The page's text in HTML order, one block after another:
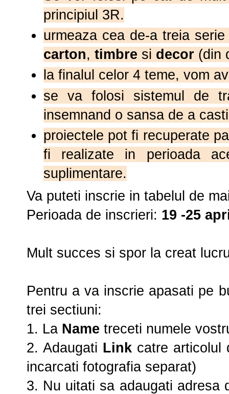
principiul 3R.
urmeaza cea de-a treia
carton, timbre si decor (din
la finalul celor 4 teme, vom
se va folosi sistemul de
insemnand o sansa de a
proiectele pot fi recuperate
fi realizate in perioada
suplimentare.
Va puteti inscrie in tabelul de
Perioada de inscrieri: 19 -25
Mult succes si spor la creat
Pentru a va inscrie apasati pe
trei sectiuni:
1. La Name treceti numele
2. Adaugati Link catre articolul
incarcati fotografia separat)
3. Nu uitati sa adaugati adresa